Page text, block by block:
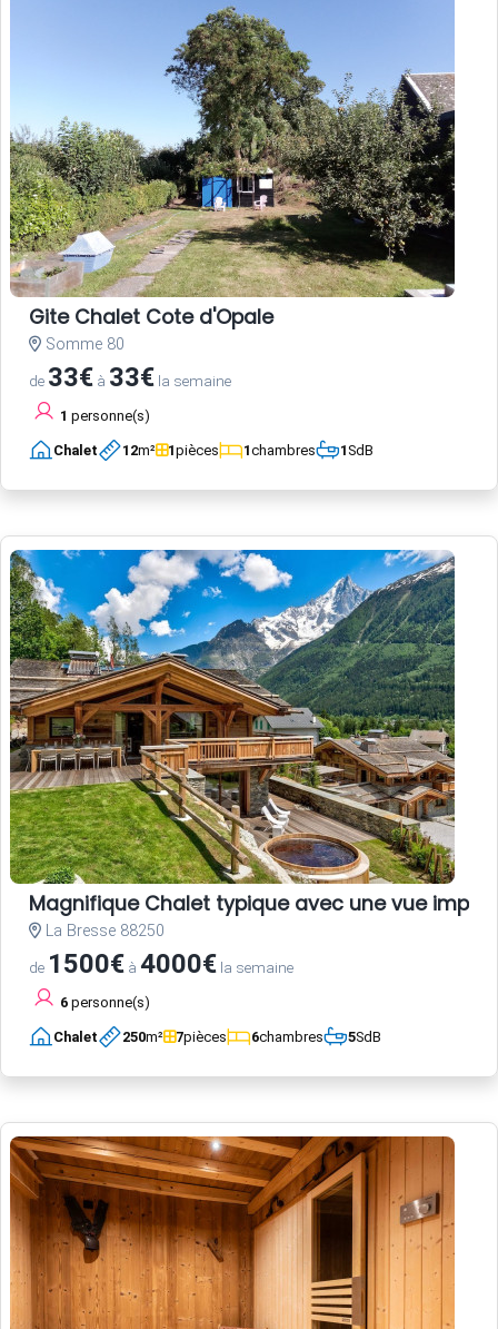
Gite Chalet Cote d'Opale
Somme 80
de 33€ à 33€ la semaine
1 personne(s)
Chalet 12m² 1pièces 1chambres 1SdB
Magnifique Chalet typique avec une vue
La Bresse 88250
de 1500€ à 4000€ la semaine
6 personne(s)
Chalet 250m² 7pièces 6chambres 5SdB